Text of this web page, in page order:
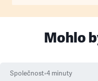
Mohlo
Společnost•4 minuty